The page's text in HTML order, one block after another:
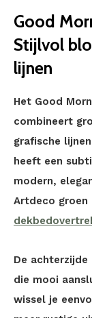
Good
Stijlvol
lijnen
Het Good
combineert
grafische
heeft een
modern,
Artdeco groen
De
die mooi
wissel je